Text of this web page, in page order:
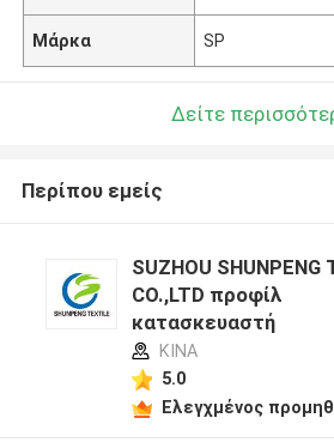
Μάρκα SP
Δείτε
Περίπου εμείς
SUZHOU SHUNPENG
CO.,LTD προφίλ
κατασκευαστή
ΚΙΝΑ
5.0
Ελεγχμένος